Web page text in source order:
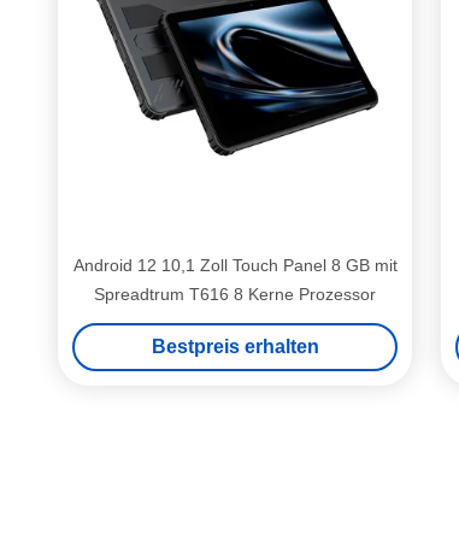
Android 12 10,1 Zoll Touch Panel 8 GB mit
Spreadtrum T616 8 Kerne Prozessor
Bestpreis erhalten